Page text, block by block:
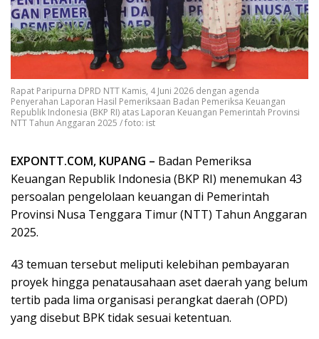
Rapat Paripurna DPRD NTT Kamis, 4 Juni 2026 dengan agenda
Penyerahan Laporan Hasil Pemeriksaan Badan Pemeriksa Keuangan
Republik Indonesia (BKP RI) atas Laporan Keuangan Pemerintah Provinsi
NTT Tahun Anggaran 2025 / foto: ist
EXPONTT.COM, KUPANG – Badan Pemeriksa
Keuangan Republik Indonesia (BKP RI) menemukan 43
persoalan pengelolaan keuangan di Pemerintah
Provinsi Nusa Tenggara Timur (NTT) Tahun Anggaran
2025.
43 temuan tersebut meliputi kelebihan pembayaran
proyek hingga penatausahaan aset daerah yang belum
tertib pada lima organisasi perangkat daerah (OPD)
yang disebut BPK tidak sesuai ketentuan.